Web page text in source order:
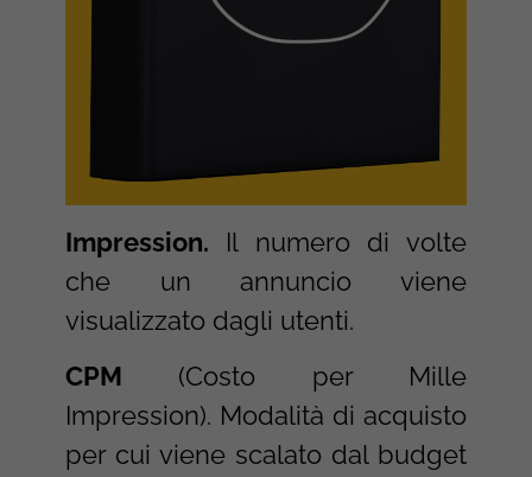
Impression. Il numero di volte
che un annuncio viene
visualizzato dagli utenti.
CPM (Costo per Mille
Impression). Modalità di acquisto
per cui viene scalato dal budget